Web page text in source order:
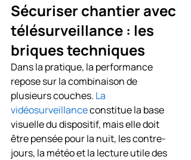
Sécuriser chantier avec
télésurveillance : les
briques techniques
Dans la pratique, la performance
repose sur la combinaison de
plusieurs couches. La
vidéosurveillance constitue la base
visuelle du dispositif, mais elle doit
être pensée pour la nuit, les contre-
jours, la météo et la lecture utile des